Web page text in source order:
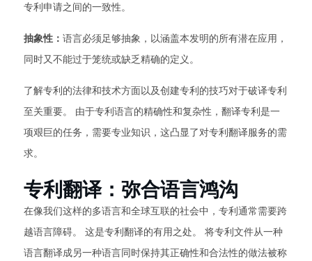
专利申请之间的一致性。
抽象性： 语言必须足够抽象，以涵盖本发明的所有潜在应用，
同时又不能过于笼统或缺乏精确的定义。
了解专利的法律和技术方面以及创建专利的技巧对于破译专利
至关重要。 由于专利语言的精确性和复杂性，翻译专利是一
项艰巨的任务，需要专业知识，这凸显了对专利翻译服务的需
求。
专利翻译：弥合语言鸿沟
在像我们这样的多语言和全球互联的社会中，专利通常需要跨
越语言障碍。 这是专利翻译的有用之处。 将专利文件从一种
语言翻译成另一种语言同时保持其正确性和合法性的做法被称